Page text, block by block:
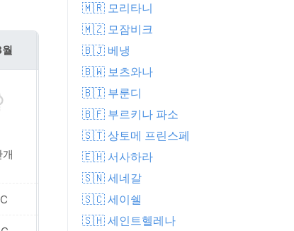
목 6. 8월
짙은 안개
23.6°C
🇲🇷 모리타니
🇲🇿 모잠비크
🇧🇯 베냉
🇧🇼 보츠와나
🇧🇮 부룬디
🇧🇫 부르키나 파소
🇸🇹 상토메 프린스페
🇪🇭 서사하라
🇸🇳 세네갈
🇸🇨 세이쉘
🇸🇭 세인트헬레나